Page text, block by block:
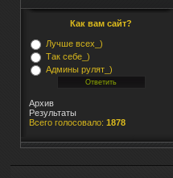
Как вам сайт?
Лучше всех_)
Так себе_)
Админы рулят_)
Архив
Результаты
Всего голосовало: 1878